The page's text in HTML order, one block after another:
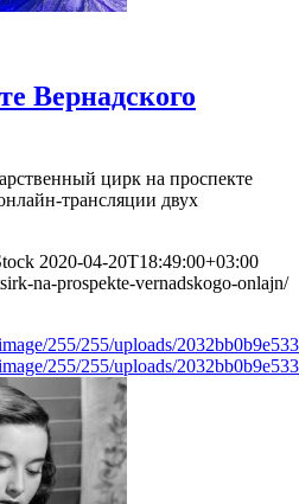
Вернадского
цирк на проспекте
трансляции двух
2020-04-20T18:49:00+03:00
na-prospekte-vernadskogo-onlajn/
255/255/uploads/
255/255/uploads/